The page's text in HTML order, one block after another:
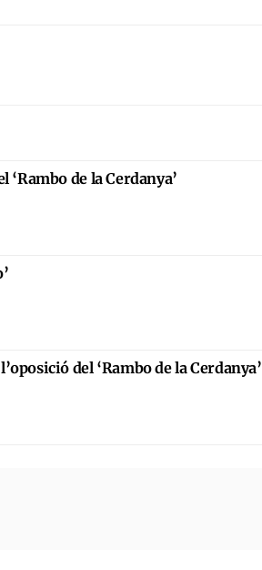
de la Cerdanya’
del ‘Rambo de la Cerdanya’